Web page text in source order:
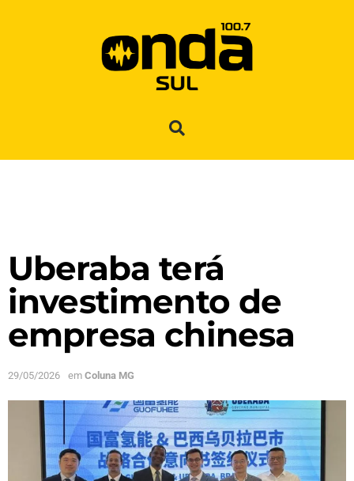
Uberaba terá
investimento de
empresa chinesa
29/05/2026 em Coluna MG